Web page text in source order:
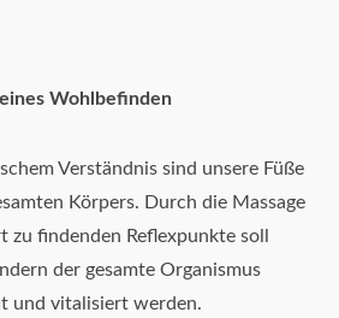
Wohlbefinden
Verständnis sind unsere Füße
Körpers. Durch die Massage
zu findenden Reflexpunkte soll
der gesamte Organismus
und vitalisiert werden.